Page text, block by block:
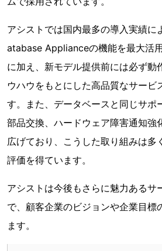
アシストでは国内最多の導入実績に
atabase Applianceの機能を最大活
に加え、新モデル提供前には必ず動
ウハウをもとにした高品質なサービ
す。また、データベースと同じサポ
部品交換、ハードウェア障害通知強
広げており、こうした取り組みは多
評価を得ています。
アシストは今後もさらに魅力あるサ
で、顧客企業のビジョンや企業目標
ます。